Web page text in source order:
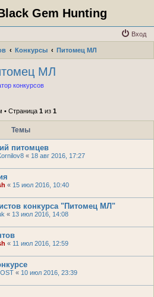
Gem Hunting
Вход
Конкурсы Питомец МЛ
МЛ
конкурсов
• Страница 1из 1
Темы
питомцев
« 18 авг 2016, 17:27
« 15 июл 2016, 10:40
конкурса "Питомец МЛ"
« 13 июл 2016, 14:08
« 11 июл 2016, 12:59
« 10 июл 2016, 23:39